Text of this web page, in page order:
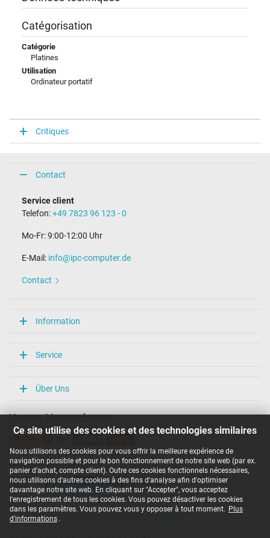
Ce site utilise des cookies et des technologies similaires
Nous utilisons des cookies pour vous offrir la meilleure expérience de
navigation possible et pour le bon fonctionnement de notre site web (par ex.
panier d'achat, compte client). Outre ces cookies fonctionnels nécessaires,
nous utilisons d'autres cookies à des fins d'analyse afin d'optimiser
davantage notre site web. En cliquant sur "Accepter", vous acceptez
l'enregistrement de tous les cookies. Vous pouvez désactiver les cookies
dans les paramètres. Vous pouvez vous y opposer à tout moment. Plus
d'informations .
Catégorisation
Catégorie
Platines
Utilisation
Ordinateur portatif
Critiques
Contact
Service client
Telefon:+49 7823 96 123 - 0
Mo-Fr: 9:00-12:00 Uhr
E-Mail: info@ipc-computer.de
Contact
Information
Service
Über Uns
Unsere Versandarten
Unsere Zahlarten
Copyright ©IPC-Computer Deutschland GmbH